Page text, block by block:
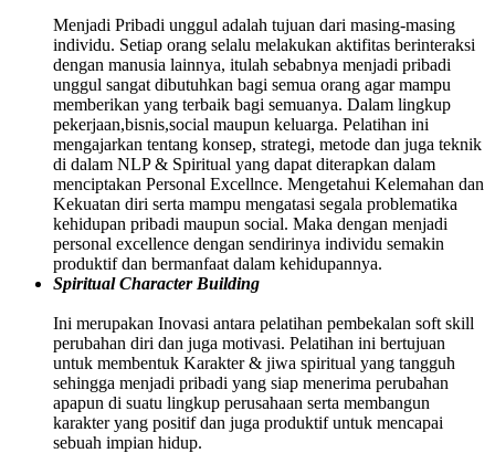
Menjadi Pribadi unggul adalah tujuan dari masing-masing
individu. Setiap orang selalu melakukan aktifitas berinteraksi
dengan manusia lainnya, itulah sebabnya menjadi pribadi
unggul sangat dibutuhkan bagi semua orang agar mampu
memberikan yang terbaik bagi semuanya. Dalam lingkup
pekerjaan,bisnis,social maupun keluarga. Pelatihan ini
mengajarkan tentang konsep, strategi, metode dan juga teknik
di dalam NLP & Spiritual yang dapat diterapkan dalam
menciptakan Personal Excellnce. Mengetahui Kelemahan dan
Kekuatan diri serta mampu mengatasi segala problematika
kehidupan pribadi maupun social. Maka dengan menjadi
personal excellence dengan sendirinya individu semakin
produktif dan bermanfaat dalam kehidupannya.
Spiritual Character Building
Ini merupakan Inovasi antara pelatihan pembekalan soft skill
perubahan diri dan juga motivasi. Pelatihan ini bertujuan
untuk membentuk Karakter & jiwa spiritual yang tangguh
sehingga menjadi pribadi yang siap menerima perubahan
apapun di suatu lingkup perusahaan serta membangun
karakter yang positif dan juga produktif untuk mencapai
sebuah impian hidup.